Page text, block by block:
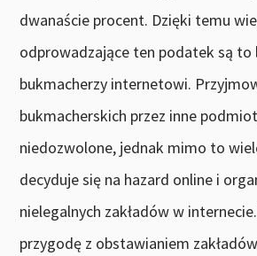
dwanaście procent. Dzięki temu
odprowadzające ten podatek są to
bukmacherzy internetowi.
bukmacherskich przez inne
niedozwolone, jednak mimo to
decyduje się na hazard online i
nielegalnych zakładów w
przygodę z obstawianiem